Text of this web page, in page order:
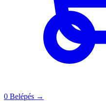
0 Belépés →